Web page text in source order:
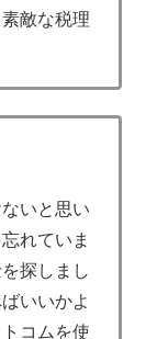
敵な税理
いと思い
れていま
探しまし
いいかよ
コムを使